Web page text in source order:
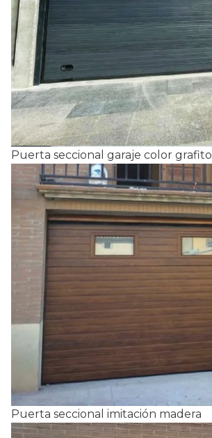
Puerta seccional garaje color grafito
Puerta seccional imitación madera